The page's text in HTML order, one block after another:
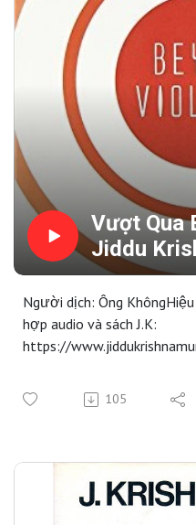
Vượt Qua
Jiddu
Người dịch: Ông
hợp audio và sách J.K:
https://
105